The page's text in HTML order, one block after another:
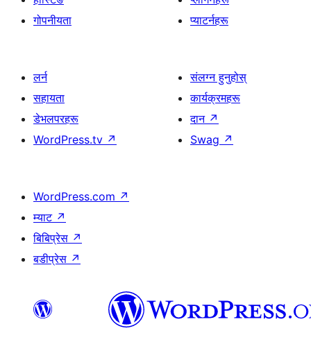
गोपनीयता
प्याटर्नहरू
लर्न
सहायता
डेभलपरहरू
WordPress.tv ↗
संलग्न हुनुहोस्
कार्यक्रमहरू
दान ↗
Swag ↗
WordPress.com ↗
म्याट ↗
बिबिप्रेस ↗
बडीप्रेस ↗